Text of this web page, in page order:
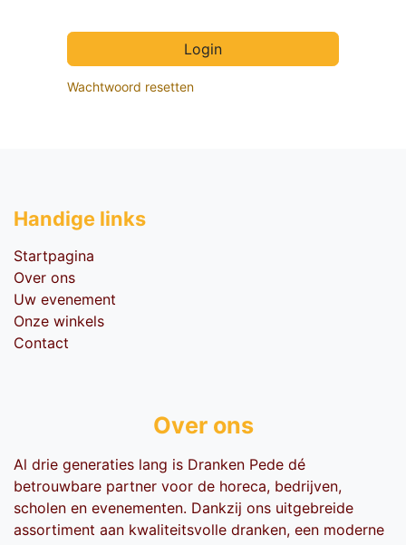
Login
Wachtwoord resetten
Handige li​nks
Startpagina
Over ons
Uw evenement
Onze winkels
Contact
Over ons
Al drie generaties lang is Dranken Pede dé
betrouwbare partner voor de horeca, bedrijven,
scholen en evenementen. Dankzij ons uitgebreide
assortiment aan kwaliteitsvolle dranken, een moderne